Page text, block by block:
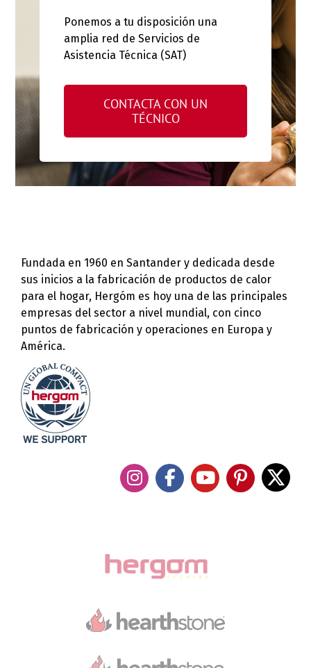
Ponemos a tu disposición una
amplia red de Servicios de
Asistencia Técnica (SAT)
CONTACTA CON UN
TÉCNICO
Fundada en 1960 en Santander y dedicada desde
sus inicios a la fabricación de productos de calor
para el hogar, Hergóm es hoy una de las principales
empresas del sector a nivel mundial, con cinco
puntos de fabricación y operaciones en Europa y
América.